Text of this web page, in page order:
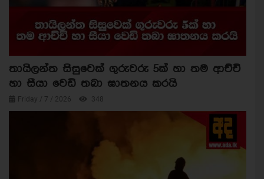
තායිලන්ත සිසුවෙක් ගුරුවරු 5ක් හා තම ආච්චි
හා සීයා වෙඩි තබා ඝාතනය කරයි
Friday / 7 / 2026 348